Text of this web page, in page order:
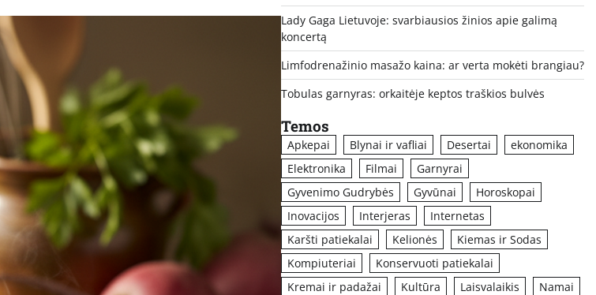
Lady Gaga Lietuvoje: svarbiausios žinios apie galimą
koncertą
Limfodrenažinio masažo kaina: ar verta mokėti brangiau?
Tobulas garnyras: orkaitėje keptos traškios bulvės
Temos
Apkepai Blynai ir vafliai Desertai
ekonomika
Elektronika
Filmai
Garnyrai
Gyvenimo Gudrybės
Gyvūnai
Horoskopai
Inovacijos
Interjeras
Internetas
Karšti patiekalai
Kelionės
Kiemas ir Sodas
Kompiuteriai
Konservuoti patiekalai
Kremai ir padažai
Kultūra Laisvalaikis
Namai